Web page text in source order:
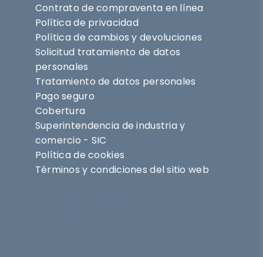
Contrato de compraventa en línea
Política de privacidad
Política de cambios y devoluciones
Solicitud tratamiento de datos
personales
Tratamiento de datos personales
Pago seguro
Cobertura
Superintendencia de industria y
comercio - SIC
Política de cookies
Términos y condiciones del sitio web